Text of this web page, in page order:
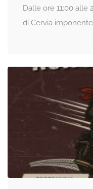
Dalle ore 11:00 alle
di Cervia